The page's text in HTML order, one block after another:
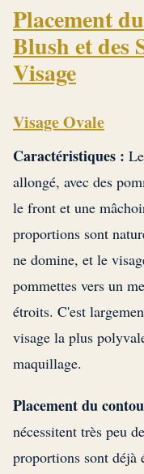
Placement
Blush et des
Visage
Visage Ovale
Caractéristiques :
allongé, avec des
le front et une
proportions sont
ne domine, et le
pommettes vers un
étroits. C'est
visage la plus
maquillage.
Placement du
nécessitent très peu
proportions sont déjà